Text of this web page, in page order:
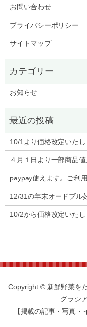
お問い合わせ
プライバシーポリシー
サイトマップ
お知らせ
10/1より価格改定いたし
４月１日より一部商品値
paypay使えます。ご利用
12/31の年末オードブル
10/2から価格改定いたし
Copyright © 新鮮野菜を
グラシ
【掲載の記事・写真